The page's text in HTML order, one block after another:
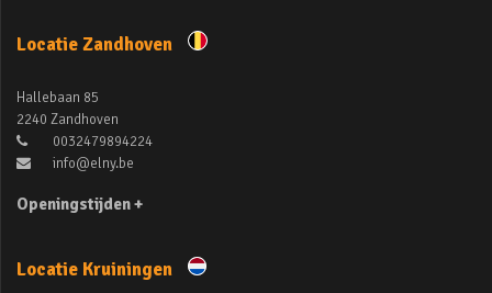
Locatie Zandhoven
Hallebaan 85
2240 Zandhoven
0032479894224
info@elny.be
Openingstijden +
Locatie Kruiningen